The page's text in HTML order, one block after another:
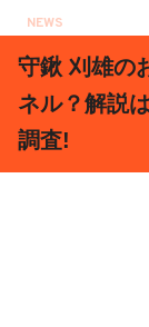
NEWS
守鍬 刈雄の
ネル？解説
調査!